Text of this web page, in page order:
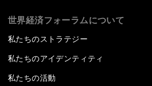
世界経済フォーラムについて
私たちのストラテジー
私たちのアイデンティティ
私たちの活動